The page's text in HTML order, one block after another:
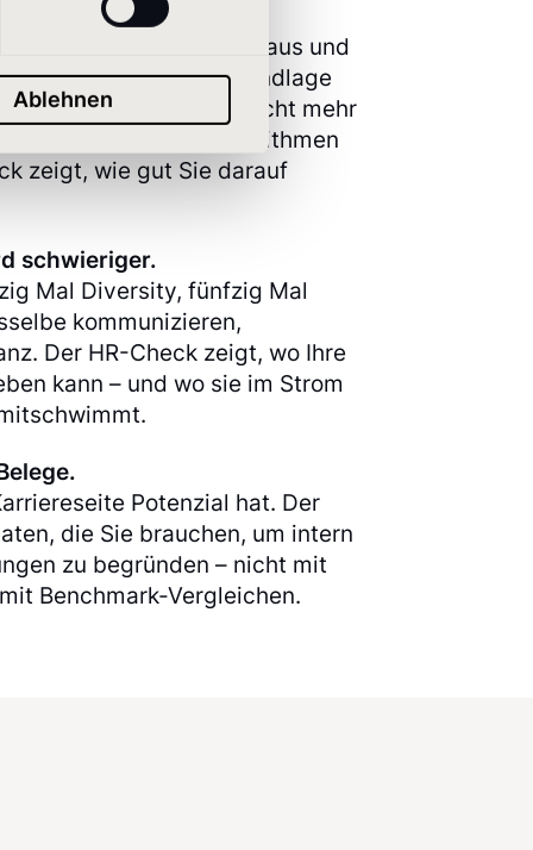
Ablehnen
sich.
Karriereinhalte aus und
als Entscheidungsgrundlage
steht, wird nicht mehr
– sondern von Algorithmen
zeigt, wie gut Sie darauf
schwieriger.
Mal Diversity, fünfzig Mal
kommunizieren,
Der HR-Check zeigt, wo Ihre
kann – und wo sie im Strom
Potenzial hat. Der
die Sie brauchen, um intern
zu begründen – nicht mit
Benchmark-Vergleichen.